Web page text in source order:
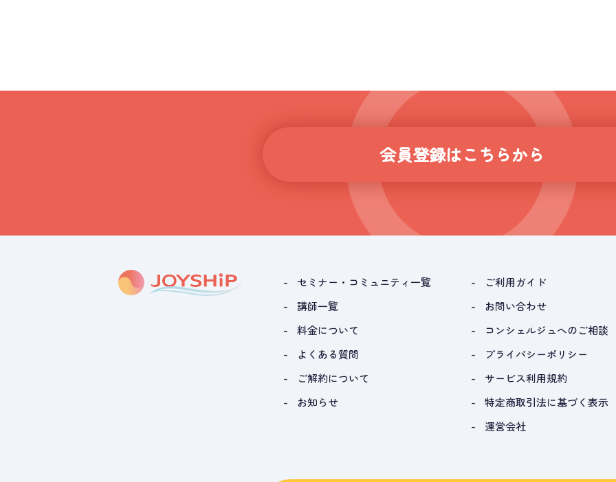
会員登録はこちらから
セミナー・コミュニティ一覧
講師一覧
料金について
よくある質問
ご解約について
お知らせ
ご利用ガイド
お問い合わせ
コンシェルジュへのご相談
プライバシーポリシー
サービス利用規約
特定商取引法に基づく表示
運営会社